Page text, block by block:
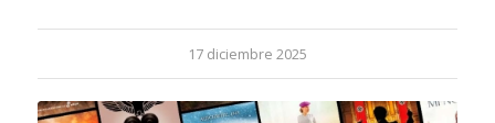
17 diciembre 2025